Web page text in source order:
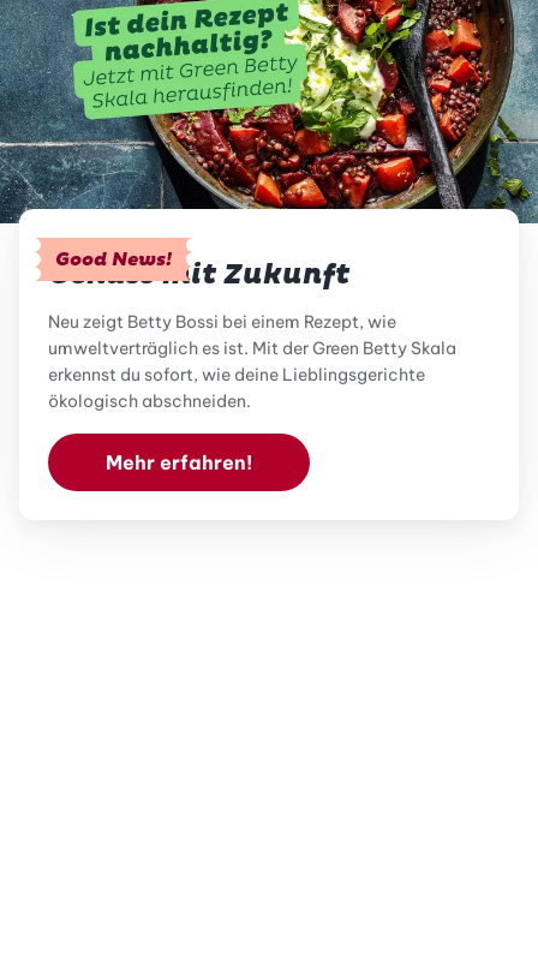
Good News!
Genuss mit Zukunft
Neu zeigt Betty Bossi bei einem Rezept, wie
umweltverträglich es ist. Mit der Green Betty Skala
erkennst du sofort, wie deine Lieblingsgerichte
ökologisch abschneiden.
Mehr erfahren!